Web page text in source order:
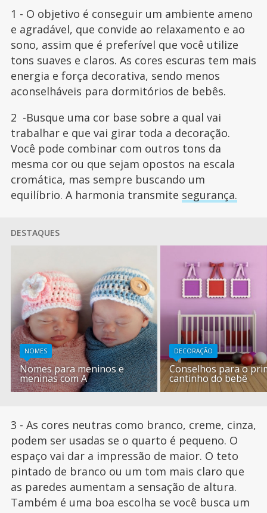
1 - O objetivo é conseguir um ambiente ameno
e agradável, que convide ao relaxamento e ao
sono, assim que é preferível que você utilize
tons suaves e claros. As cores escuras tem mais
energia e força decorativa, sendo menos
aconselháveis para dormitórios de bebês.
2 -Busque uma cor base sobre a qual vai
trabalhar e que vai girar toda a decoração.
Você pode combinar com outros tons da
mesma cor ou que sejam opostos na escala
cromática, mas sempre buscando um
equilíbrio. A harmonia transmite segurança.
DESTAQUES
NOMES
Nomes para meninos e
meninas com A
DECORAÇÃO
Conselhos para o
cantinho do bebê
3 - As cores neutras como branco, creme, cinza,
podem ser usadas se o quarto é pequeno. O
espaço vai dar a impressão de maior. O teto
pintado de branco ou um tom mais claro que
as paredes aumentam a sensação de altura.
Também é uma boa escolha se você busca um